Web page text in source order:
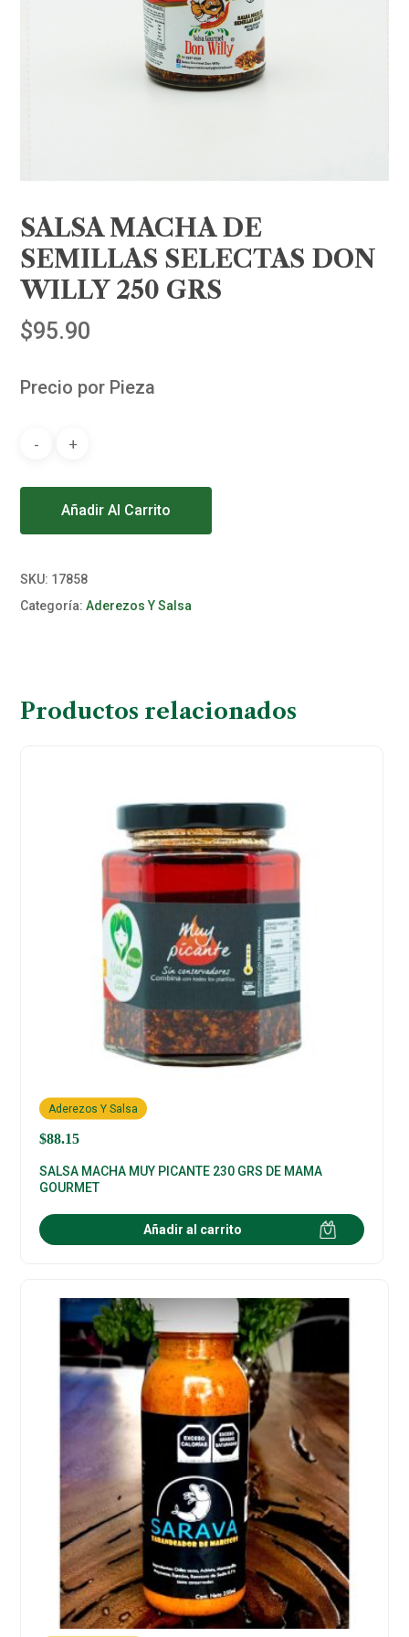
SALSA MACHA DE
SEMILLAS SELECTAS DON
WILLY 250 GRS
$95.90
Precio por Pieza
Añadir Al Carrito
SKU: 17858
Categoría:Aderezos Y Salsa
Productos relacionados
$88.15
Aderezos Y Salsa
SALSA MACHA MUY PICANTE 230 GRS DE MAMA
GOURMET
Añadir al carrito